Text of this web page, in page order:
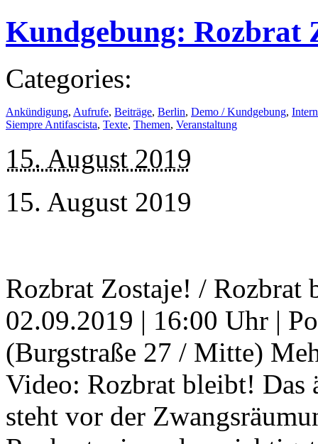
Kundgebung: Rozbrat
Categories:
Ankündigung, Aufrufe, Beiträge, Berlin, Demo / Kundgebung,
Siempre Antifascista, Texte, Themen, Veranstaltung
15. August 2019
15. August 2019
Rozbrat Zostaje! /
02.09.2019 | 16:00 Uhr |
(Burgstraße 27 / Mitte)
Video: Rozbrat bleibt! Das
steht vor der